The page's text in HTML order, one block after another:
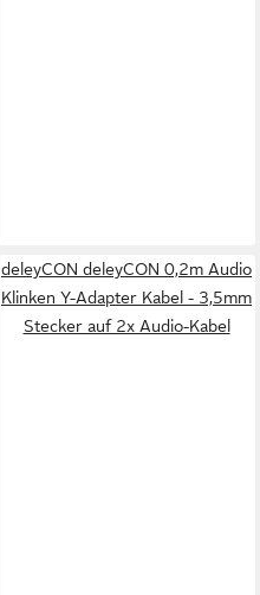
deleyCON deleyCON 0,2m Audio
Klinken Y-Adapter Kabel - 3,5mm
Stecker auf 2x Audio-Kabel